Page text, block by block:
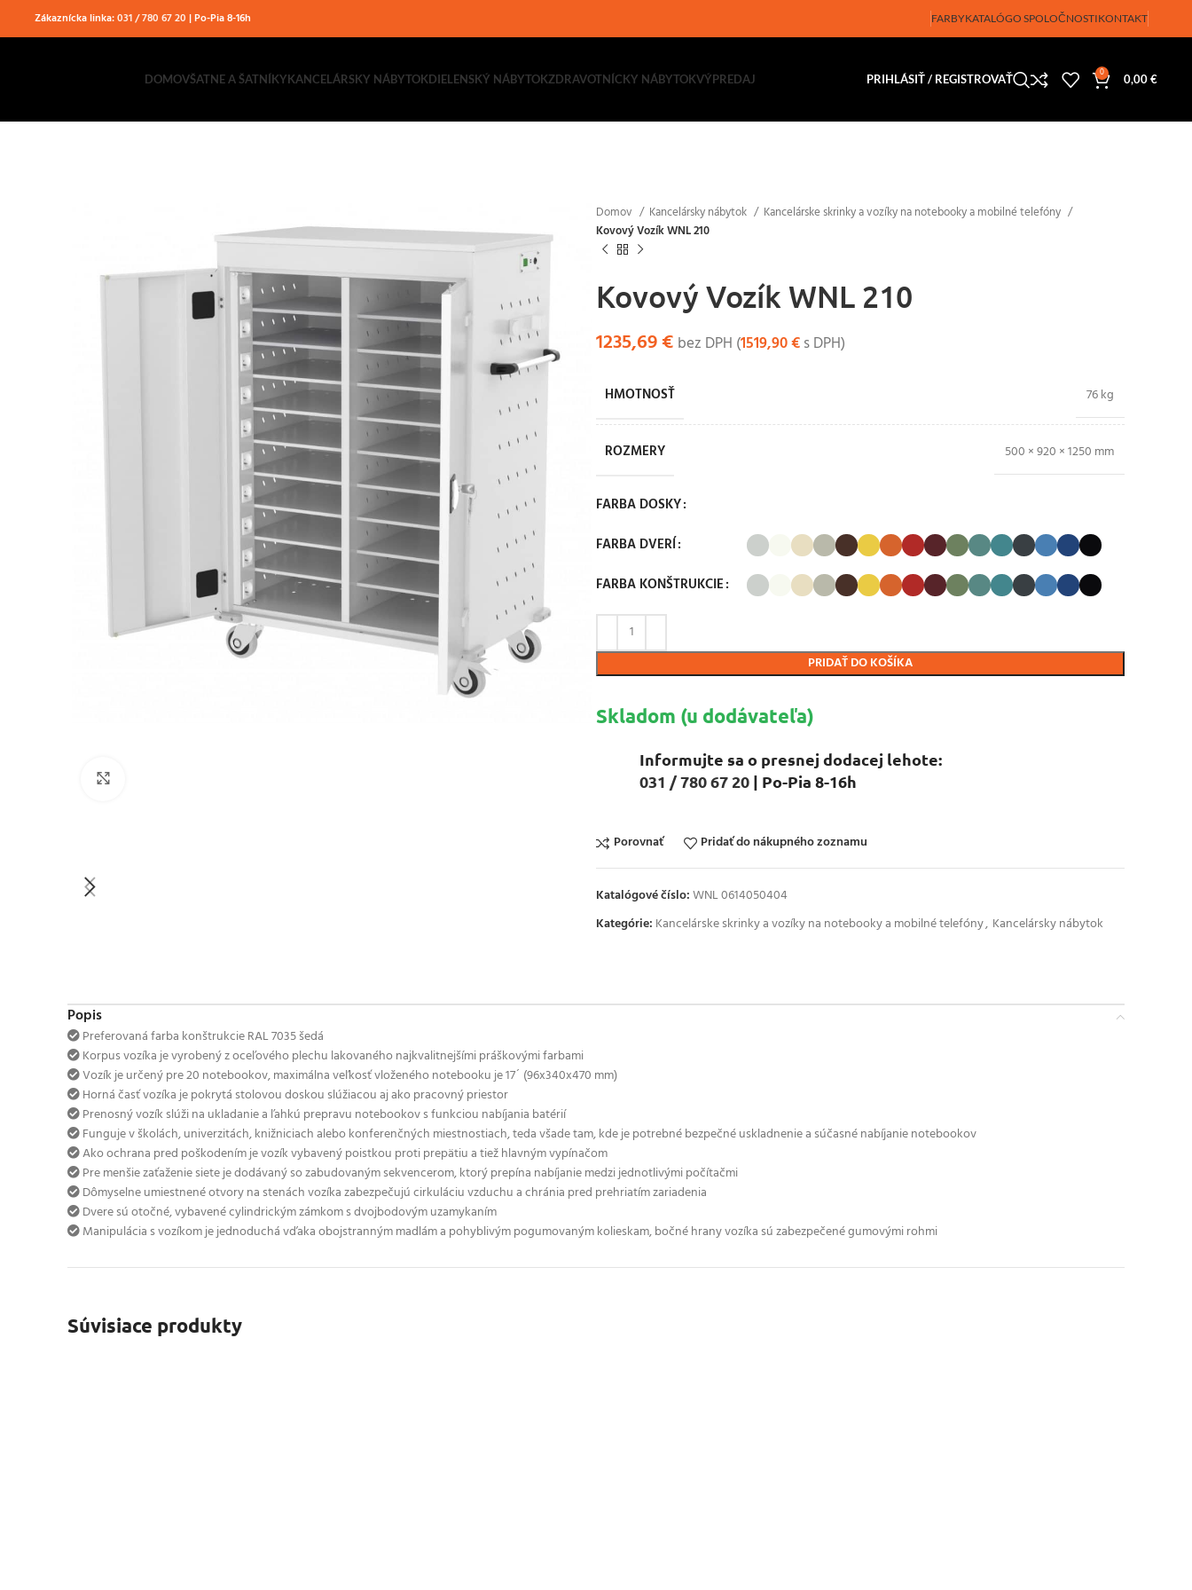
Zákaznícka linka:031 / 780 67 20 | Po-Pia 8-16h FARBYKATALÓGO SPOLOČNOSTIKONTAKT
DOMOVŠATNE A ŠATNÍKYKANCELÁRSKY NÁBYTOKDIELENSKÝ NÁBYTOKZDRAVOTNÍCKY NÁBYTOKVÝPREDAJ PRIHLÁSIŤ / REGISTROVAŤ 0 0,00€
Domov Kancelársky nábytok
Kancelárske skrinky a vozíky na notebooky a mobilné telefóny
Kovový Vozík WNL 210
Kovový Vozík WNL 210
1235,69€ bez DPH (1519,90€s DPH)
HMOTNOSŤ 76 kg
ROZMERY 500 × 920 × 1250 mm
FARBA DOSKY
FARBA DVERÍ
FARBA KONŠTRUKCIE
PRIDAŤ DO KOŠÍKA
Skladom (u dodávateľa)
Informujte sa o presnej dodacej lehote:
031 / 780 67 20 | Po-Pia 8-16h
Porovnať Pridať do nákupného zoznamu
Katalógové číslo:WNL 0614050404
Kategórie: Kancelárske skrinky a vozíky na notebooky a mobilné telefóny, Kancelársky nábytok
Popis
Preferovaná farba konštrukcie RAL 7035 šedá
Korpus vozíka je vyrobený z oceľového plechu lakovaného najkvalitnejšími práškovými farbami
Vozík je určený pre 20 notebookov, maximálna veľkosť vloženého notebooku je 17´ (96x340x470 mm)
Horná časť vozíka je pokrytá stolovou doskou slúžiacou aj ako pracovný priestor
Prenosný vozík slúži na ukladanie a ľahkú prepravu notebookov s funkciou nabíjania batérií
Funguje v školách, univerzitách, knižniciach alebo konferenčných miestnostiach, teda všade tam, kde je potrebné bezpečné uskladnenie a súčasné nabíjanie notebookov
Ako ochrana pred poškodením je vozík vybavený poistkou proti prepätiu a tiež hlavným vypínačom
Pre menšie zaťaženie siete je dodávaný so zabudovaným sekvencerom, ktorý prepína nabíjanie medzi jednotlivými počítačmi
Dômyselne umiestnené otvory na stenách vozíka zabezpečujú cirkuláciu vzduchu a chránia pred prehriatím zariadenia
Dvere sú otočné, vybavené cylindrickým zámkom s dvojbodovým uzamykaním
Manipulácia s vozíkom je jednoduchá vďaka obojstranným madlám a pohyblivým pogumovaným kolieskam, bočné hrany vozíka sú zabezpečené gumovými rohmi
Súvisiace produkty